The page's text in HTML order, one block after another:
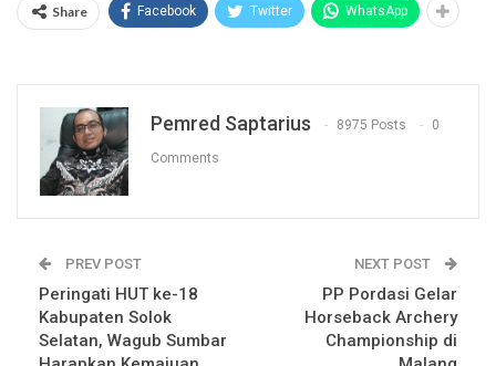
Share Facebook Twitter WhatsApp
Pemred Saptarius 8975 Posts 0
Comments
PREV POST
Peringati HUT ke-18
Kabupaten Solok
Selatan, Wagub Sumbar
NEXT POST
PP Pordasi Gelar
Horseback Archery
Championship di